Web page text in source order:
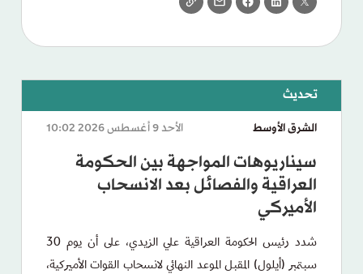
الأحد 9 أغسطس 2026 10:02 الشرق الأوسط
سيناريوهات المواجهة بين الحكومة
العراقية والفصائل بعد الانسحاب
الأميركي
شدد رئيس الحكومة العراقية علي الزيدي، على أن يوم 30
سبتمبر (أيلول) المقبل الموعد النهائي لانسحاب القوات الأميركية،